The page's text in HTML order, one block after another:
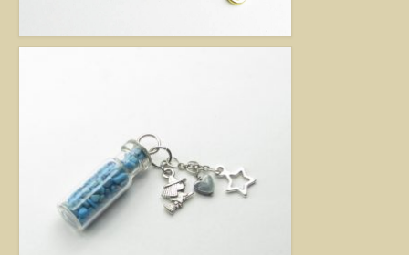
vágynak. Kiváló ajándék lehet belőlük születésnapra, névnapra, karácsonyra.
Igény szerinti átalakítás – INGYENES
Rendelésre készült egyedi ékszer
Egyedi kőbefoglalás rendelésre